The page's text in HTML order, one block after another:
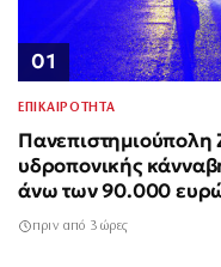
01
ΕΠΙΚΑΙΡΟΤΗΤΑ
υδροπονικής
άνω των 90.000 ευρώ
πριν από 3 ώρες